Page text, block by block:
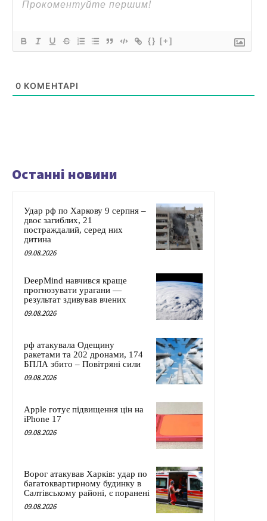
{} [+]
0 КОМЕНТАРІ
Останні новини
Удар рф по Харкову 9 серпня –
двоє загиблих, 21
постраждалий, серед них
дитина
09.08.2026
DeepMind навчився краще
прогнозувати урагани —
результат здивував вчених
09.08.2026
рф атакувала Одещину
ракетами та 202 дронами, 174
БПЛА збито – Повітряні сили
09.08.2026
Apple готує підвищення цін на
iPhone 17
09.08.2026
Ворог атакував Харків: удар по
багатоквартирному будинку в
Салтівському районі, є поранені
09.08.2026